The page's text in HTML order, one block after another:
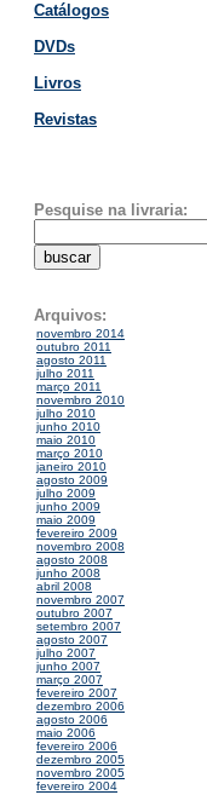
Catálogos
DVDs
Livros
Revistas
Pesquise na livraria:
Arquivos:
novembro 2014
outubro 2011
agosto 2011
julho 2011
março 2011
novembro 2010
julho 2010
junho 2010
maio 2010
março 2010
janeiro 2010
agosto 2009
julho 2009
junho 2009
maio 2009
fevereiro 2009
novembro 2008
agosto 2008
junho 2008
abril 2008
novembro 2007
outubro 2007
setembro 2007
agosto 2007
julho 2007
junho 2007
março 2007
fevereiro 2007
dezembro 2006
agosto 2006
maio 2006
fevereiro 2006
dezembro 2005
novembro 2005
fevereiro 2004